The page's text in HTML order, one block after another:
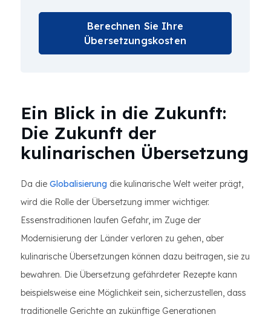
Berechnen Sie Ihre
Übersetzungskosten
Ein Blick in die Zukunft:
Die Zukunft der
kulinarischen Übersetzung
Da die Globalisierung die kulinarische Welt weiter prägt,
wird die Rolle der Übersetzung immer wichtiger.
Essenstraditionen laufen Gefahr, im Zuge der
Modernisierung der Länder verloren zu gehen, aber
kulinarische Übersetzungen können dazu beitragen, sie zu
bewahren. Die Übersetzung gefährdeter Rezepte kann
beispielsweise eine Möglichkeit sein, sicherzustellen, dass
traditionelle Gerichte an zukünftige Generationen